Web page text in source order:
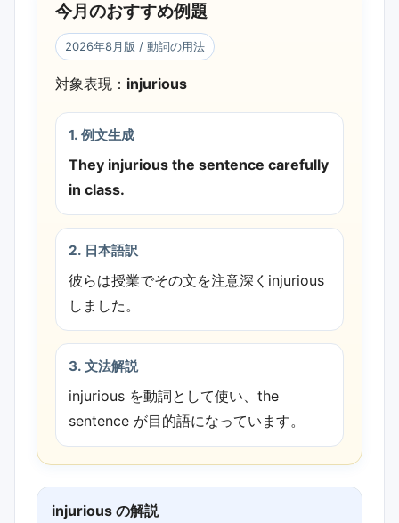
め例題を差し替え、動詞の用法の確認ポ
イントを追加しました。
今月のおすすめ例題
2026年8月版 / 動詞の用法
対象表現： injurious
1. 例文生成
They injurious the sentence carefully
in class.
2. 日本語訳
彼らは授業でその文を注意深くinjurious
しました。
3. 文法解説
injurious を動詞として使い、the
sentence が目的語になっています。
injurious の解説